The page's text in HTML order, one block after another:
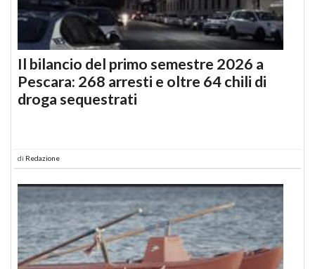
Il bilancio del primo semestre 2026 a
Pescara: 268 arresti e oltre 64 chili di
droga sequestrati
di Redazione